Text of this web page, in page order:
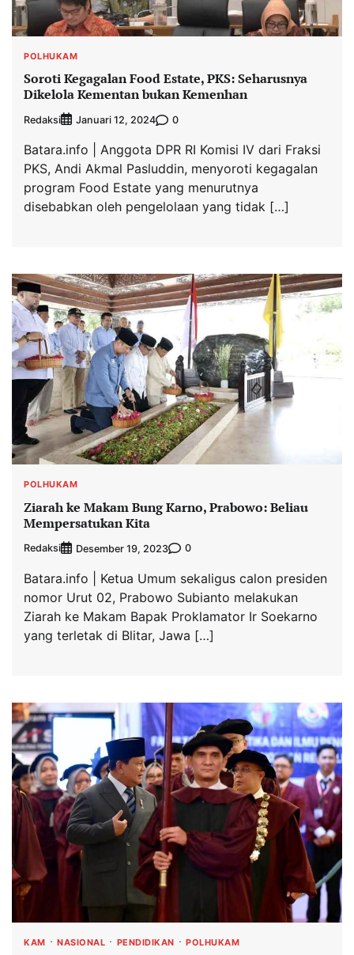
POLHUKAM
Soroti Kegagalan Food Estate, PKS: Seharusnya
Dikelola Kementan bukan Kemenhan
Redaksi Januari 12, 2024 0
Batara.info | Anggota DPR RI Komisi IV dari Fraksi
PKS, Andi Akmal Pasluddin, menyoroti kegagalan
program Food Estate yang menurutnya
disebabkan oleh pengelolaan yang tidak […]
POLHUKAM
Ziarah ke Makam Bung Karno, Prabowo: Beliau
Mempersatukan Kita
Redaksi Desember 19, 2023 0
Batara.info | Ketua Umum sekaligus calon presiden
nomor Urut 02, Prabowo Subianto melakukan
Ziarah ke Makam Bapak Proklamator Ir Soekarno
yang terletak di Blitar, Jawa […]
KAM NASIONAL PENDIDIKAN POLHUKAM